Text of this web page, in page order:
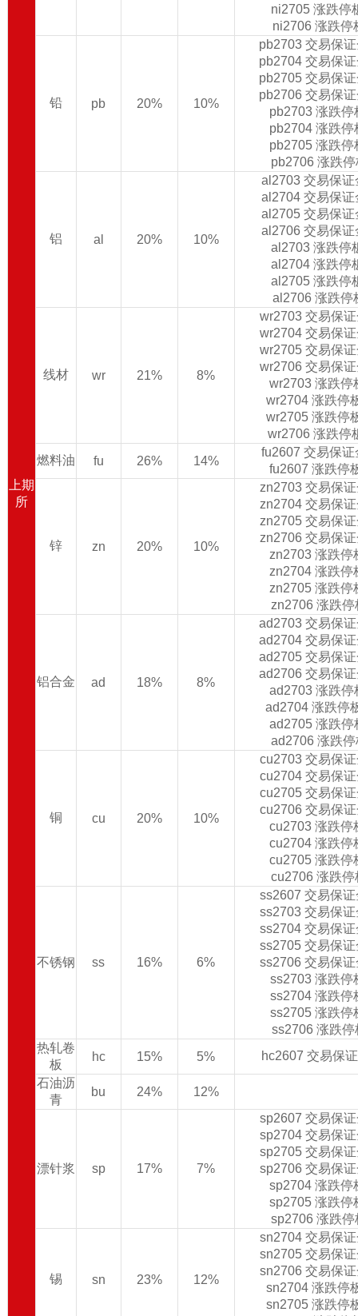
上期
所
ni2705 涨跌停
ni2706 涨跌停
铅 pb 20% 10%
pb2703 交易保
pb2704 交易保
pb2705 交易保
pb2706 交易保
pb2703 涨跌
pb2704 涨跌
pb2705 涨跌
pb2706 涨跌
铝 al 20% 10%
al2703 交易保
al2704 交易保
al2705 交易保
al2706 交易保
al2703 涨跌停
al2704 涨跌停
al2705 涨跌停
al2706 涨跌停
线材 wr 21% 8%
wr2703 交易保
wr2704 交易保
wr2705 交易保
wr2706 交易保
wr2703 涨跌
wr2704 涨跌停
wr2705 涨跌停
wr2706 涨跌停
燃料油
fu 26% 14%
fu2607 交易保
fu2607 涨跌停
锌 zn 20% 10%
zn2703 交易保
zn2704 交易保
zn2705 交易保
zn2706 交易保
zn2703 涨跌
zn2704 涨跌
zn2705 涨跌
zn2706 涨跌
铝合金 ad 18% 8%
ad2703 交易保
ad2704 交易保
ad2705 交易保
ad2706 交易保
ad2703 涨跌
ad2704 涨跌停
ad2705 涨跌
ad2706 涨跌
铜 cu 20% 10%
cu2703 交易保
cu2704 交易保
cu2705 交易保
cu2706 交易保
cu2703 涨跌
cu2704 涨跌
cu2705 涨跌
cu2706 涨跌
不锈钢 ss 16% 6%
ss2607 交易保
ss2703 交易保
ss2704 交易保
ss2705 交易保
ss2706 交易保
ss2703 涨跌
ss2704 涨跌
ss2705 涨跌
ss2706 涨跌
热轧卷
板
hc 15% 5%
hc2607 交易保
石油沥
青
bu 24% 12%
漂针浆 sp 17% 7%
sp2607 交易保
sp2704 交易保
sp2705 交易保
sp2706 交易保
sp2704 涨跌
sp2705 涨跌
sp2706 涨跌
锡 sn 23% 12%
sn2704 交易保
sn2705 交易保
sn2706 交易保
sn2704 涨跌停
sn2705 涨跌停